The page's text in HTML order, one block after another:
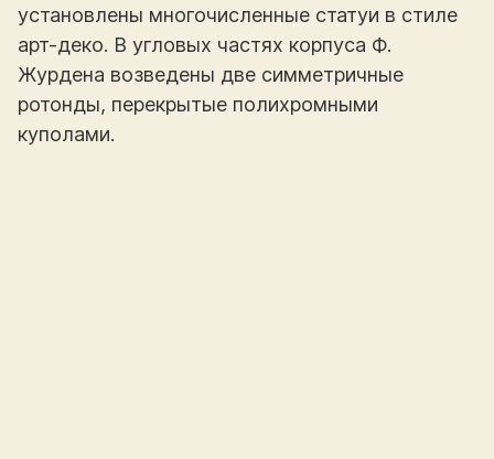
установлены многочисленные статуи в стиле
арт-деко. В угловых частях корпуса Ф.
Журдена возведены две симметричные
ротонды, перекрытые полихромными
куполами.